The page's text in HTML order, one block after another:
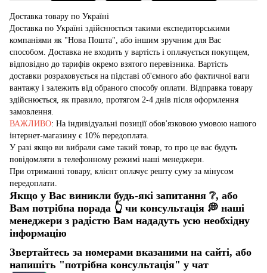
Доставка товару по Україні
Доставка по Україні здійснюється такими експедиторськими
компаніями як "Нова Пошта", або іншим зручним для Вас
способом. Доставка не входить у вартість і оплачується покупцем,
відповідно до тарифів окремо взятого перевізника. Вартість
доставки розраховується на підставі об'ємного або фактичної ваги
вантажу і залежить від обраного способу оплати. Відправка товару
здійснюється, як правило, протягом 2-4 днів після оформлення
замовлення.
ВАЖЛИВО: На індивідуальні позиції обов'язковою умовою нашого
інтернет-магазину є 10% передоплата.
У разі якщо ви вибрали саме такий товар, то про це вас будуть
повідомляти в телефонному режимі наші менеджери.
При отриманні товару, клієнт оплачує решту суму за мінусом
передоплати.
Якщо у Вас виникли будь-які запитання ❔, або
Вам потрібна порада 👆 чи консультація 💭 наші
менеджери з радістю Вам нададуть усю необхідну
інформацію
Звертайтесь за номерами вказаними на сайті, або
напишіть "потрібна консультація" у чат